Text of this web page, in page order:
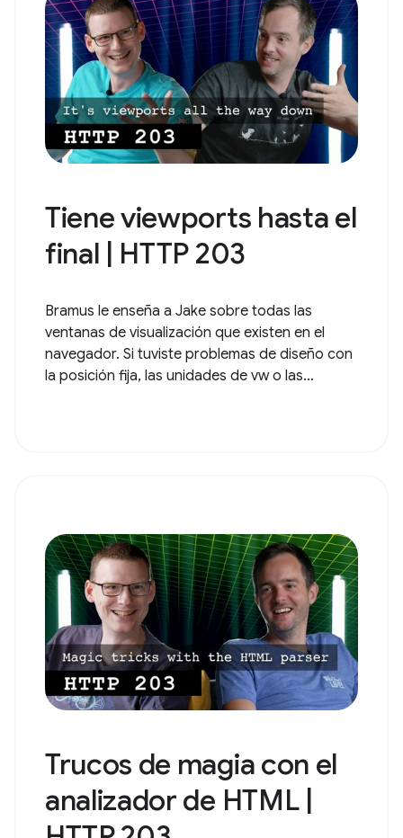
Tiene viewports hasta el
final | HTTP 203
Bramus le enseña a Jake sobre todas las
ventanas de visualización que existen en el
navegador. Si tuviste problemas de diseño con
la posición fija, las unidades de vw o las...
Trucos de magia con el
analizador de HTML |